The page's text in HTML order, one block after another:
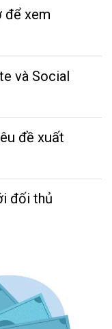
để xem
và Social
đề xuất
đối thủ